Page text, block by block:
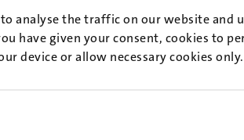
to analyse the traffic on our website and
have given your consent, cookies to
device or allow necessary cookies